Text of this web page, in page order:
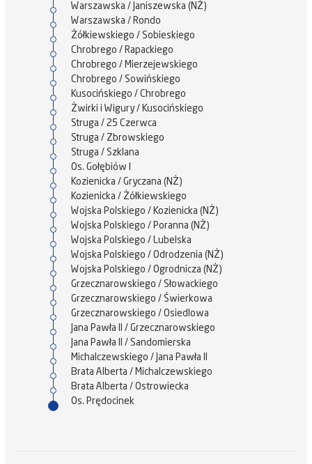
Warszawska / Janiszewska (NŻ)
Warszawska / Rondo
Żółkiewskiego / Sobieskiego
Chrobrego / Rapackiego
Chrobrego / Mierzejewskiego
Chrobrego / Sowińskiego
Kusocińskiego / Chrobrego
Żwirki i Wigury / Kusocińskiego
Struga / 25 Czerwca
Struga / Zbrowskiego
Struga / Szklana
Os. Gołębiów I
Kozienicka / Gryczana (NŻ)
Kozienicka / Żółkiewskiego
Wojska Polskiego / Kozienicka (NŻ)
Wojska Polskiego / Poranna (NŻ)
Wojska Polskiego / Lubelska
Wojska Polskiego / Odrodzenia (NŻ)
Wojska Polskiego / Ogrodnicza (NŻ)
Grzecznarowskiego / Słowackiego
Grzecznarowskiego / Świerkowa
Grzecznarowskiego / Osiedlowa
Jana Pawła II / Grzecznarowskiego
Jana Pawła II / Sandomierska
Michalczewskiego / Jana Pawła II
Brata Alberta / Michalczewskiego
Brata Alberta / Ostrowiecka
Os. Prędocinek